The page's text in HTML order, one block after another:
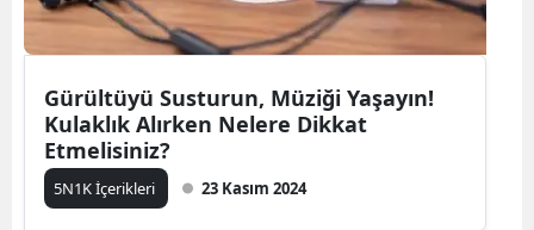
Gürültüyü Susturun, Müziği Yaşayın!
Kulaklık Alırken Nelere Dikkat
Etmelisiniz?
5N1K İçerikleri 23 Kasım 2024